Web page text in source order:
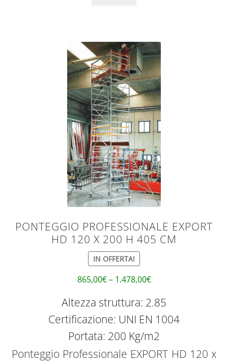
PONTEGGIO PROFESSIONALE EXPORT
HD 120 X 200 H 405 CM
IN OFFERTA!
865,00€– 1.478,00€
Altezza struttura: 2.85
Certificazione: UNI EN 1004
Portata: 200 Kg/m2
Ponteggio Professionale EXPORT HD 120 x